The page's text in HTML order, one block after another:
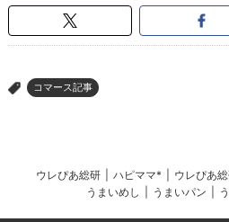
> コマース記事
ウレぴあ総研 ハピママ* ウレぴあ
うまいめし
うまいパン